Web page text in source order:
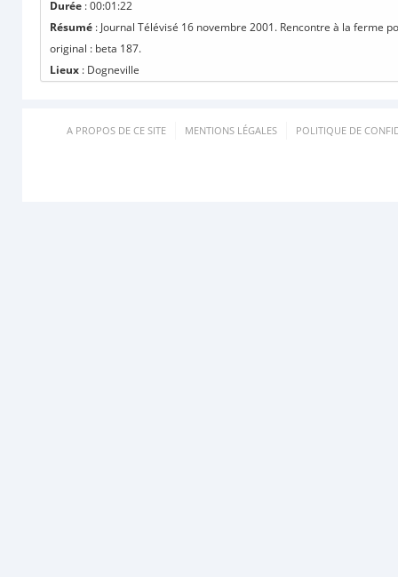
Durée : 00:01:22
Résumé : Journal Télévisé 16 novembre 2001. Rencontre à la ferme
original : beta 187.
Lieux : Dogneville
A PROPOS DE CE SITE MENTIONS LÉGALES POLITIQUE DE